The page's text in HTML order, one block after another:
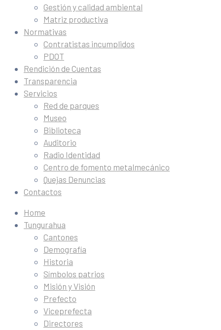
Gestión y calidad ambiental
Matriz productiva
Normativas
Contratistas incumplidos
PDOT
Rendición de Cuentas
Transparencia
Servicios
Red de parques
Museo
Biblioteca
Auditorio
Radio Identidad
Centro de fomento metalmecánico
Quejas Denuncias
Contactos
Home
Tungurahua
Cantones
Demografía
Historia
Símbolos patrios
Misión y Visión
Prefecto
Viceprefecta
Directores